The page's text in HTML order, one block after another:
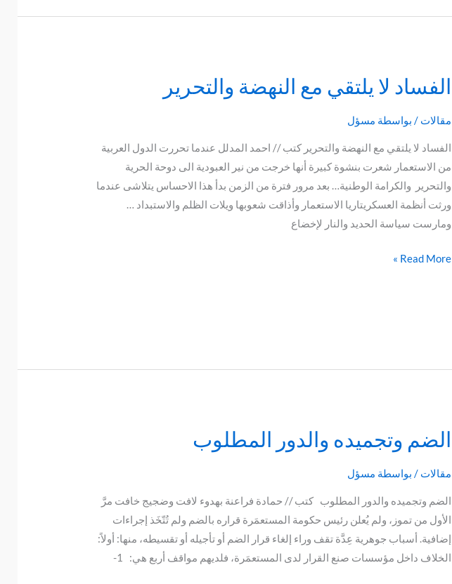
الفساد لا يلتقي مع النهضة والتحرير
مقالات / بواسطة مسؤل
الفساد لا يلتقي مع النهضة والتحرير كتب // احمد المدلل عندما تحررت الدول العربية
من الاستعمار شعرت بنشوة كبيرة أنها خرجت من نير العبودية الى دوحة الحرية
والتحرير والكرامة الوطنية… بعد مرور فترة من الزمن بدأ هذا الاحساس يتلاشى عندما
ورثت أنظمة العسكريتاريا الاستعمار وأذاقت شعوبها ويلات الظلم والاستبداد …
ومارست سياسة الحديد والنار لإخضاع
الفساد
يلتقي
والتحرير
Read More »
الضم وتجميده والدور المطلوب
مقالات / بواسطة مسؤل
الضم وتجميده والدور المطلوب كتب // حمادة فراعنة بهدوء لافت وضجيج خافت مرَّ
الأول من تموز، ولم يُعلن رئيس حكومة المستعمَرة قراره بالضم ولم تُتّخَذ إجراءات
إضافية. أسباب جوهرية عِدَّة تقف وراء إلغاء قرار الضم أو تأجيله أو تقسيطه، منها: أولاً:
الخلاف داخل مؤسسات صنع القرار لدى المستعمَرة، فلديهم مواقف أربع هي: 1-
الضم
والدور